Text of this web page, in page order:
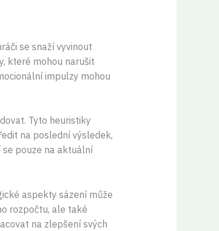
se snaží vyvinout
které mohou narušit
impulzy mohou
Tyto heuristiky
na poslední výsledek,
se pouze na aktuální
aspekty sázení může
rozpočtu, ale také
na zlepšení svých